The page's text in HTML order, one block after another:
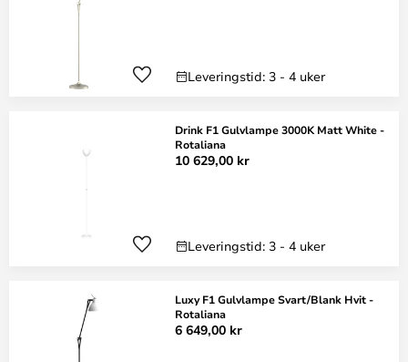
Leveringstid: 3 - 4 uker
Drink F1 Gulvlampe 3000K Matt White -
Rotaliana
10 629,00 kr
Leveringstid: 3 - 4 uker
Luxy F1 Gulvlampe Svart/Blank Hvit -
Rotaliana
6 649,00 kr